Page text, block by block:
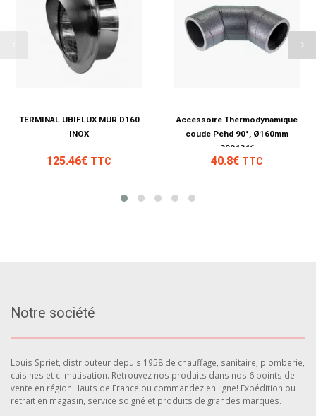
TERMINAL UBIFLUX MUR D160
INOX
125.46€ TTC
Accessoire Thermodynamique
coude Pehd 90°, Ø160mm
3004346
40.8€ TTC
Notre société
Louis Spriet, distributeur depuis 1958 de chauffage, sanitaire, plomberie,
cuisines et climatisation. Retrouvez nos produits dans nos 6 points de
vente en région Hauts de France ou commandez en ligne! Expédition ou
retrait en magasin, service soigné et produits de grandes marques.